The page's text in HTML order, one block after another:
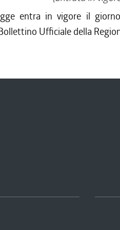
24/08/2011
13/04/2011
entra in vigore il
Ufficiale della